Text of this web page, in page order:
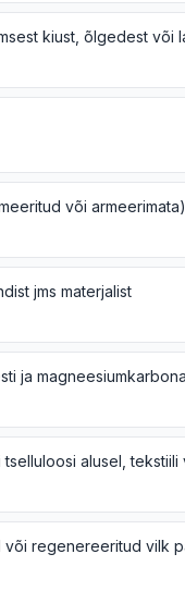
või armeerimata)
jms materjalist